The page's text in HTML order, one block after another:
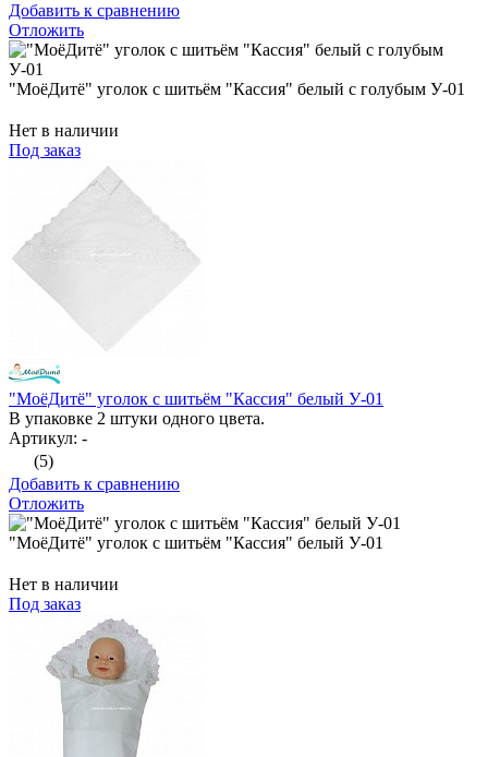
Добавить к сравнению
Отложить
"МоёДитё" уголок с шитьём "Кассия" белый с голубым У-01
Нет в наличии
Под заказ
"МоёДитё" уголок с шитьём "Кассия" белый У-01
В упаковке 2 штуки одного цвета.
Артикул: -
(5)
Добавить к сравнению
Отложить
"МоёДитё" уголок с шитьём "Кассия" белый У-01
Нет в наличии
Под заказ